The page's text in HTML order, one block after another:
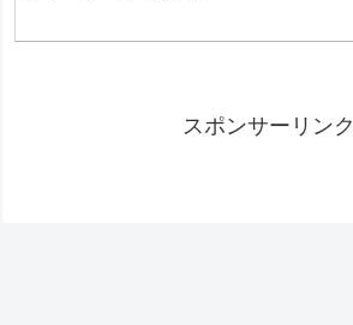
スポンサーリンク